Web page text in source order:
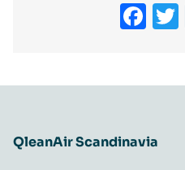
QleanAir Scandinavia